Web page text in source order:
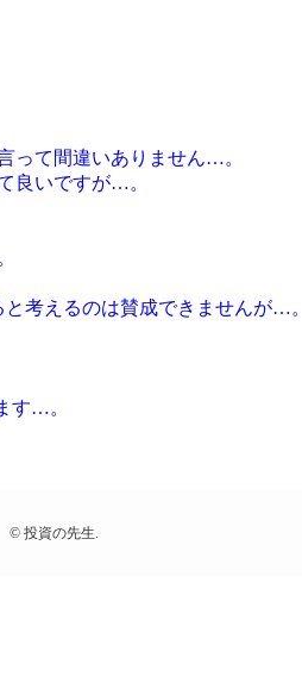
って間違いありません…。
良いですが…。
考えるのは賛成できませんが…。
す…。
©投資の先生.